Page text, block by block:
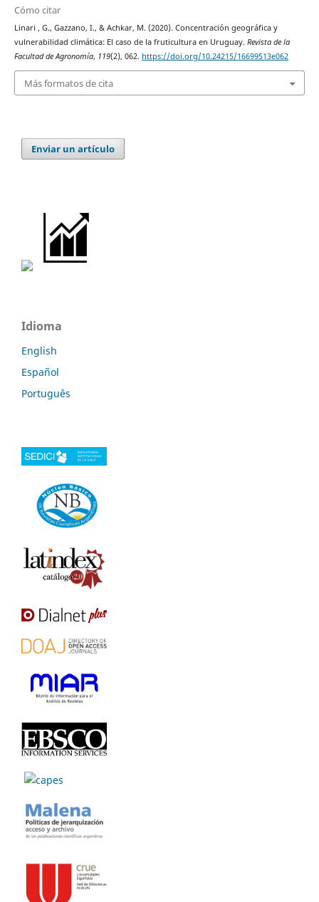
Cómo citar
Linari , G., Gazzano, I., & Achkar, M. (2020). Concentración geográfica y
vulnerabilidad climática: El caso de la fruticultura en Uruguay. Revista de la
Facultad de Agronomía, 119(2), 062. https://doi.org/10.24215/16699513e062
Más formatos de cita
Enviar un artículo
Idioma
English
Español
Português